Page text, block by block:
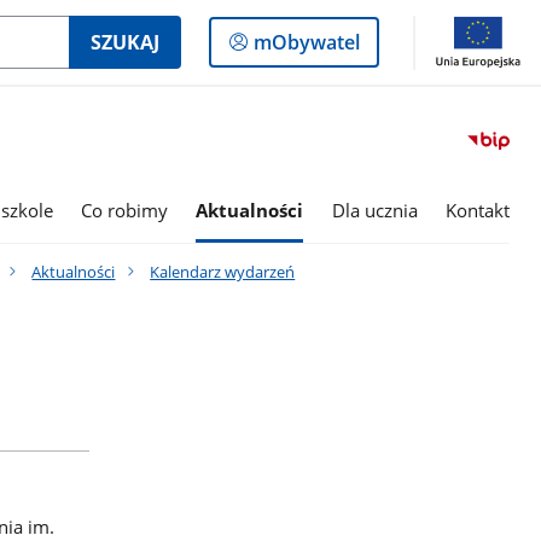
SZUKAJ
Logowanie
do
mObywatel
Co robimy Aktualności Dla ucznia Kontakt
Aktualności Kalendarz wydarzeń
im.